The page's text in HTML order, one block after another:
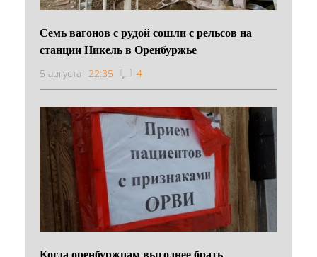
Семь вагонов с рудой сошли с рельсов на
станции Никель в Оренбуржье
5 августа 22:35 4
Когда оренбуржцам выгоднее брать